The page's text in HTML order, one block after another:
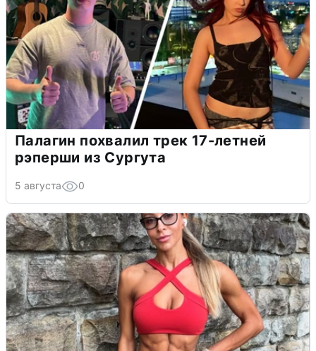
Палагин похвалил трек 17-летней
рэперши из Сургута
5 августа 0